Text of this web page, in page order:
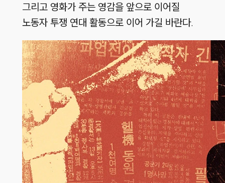
그리고 영화가 주는 영감을 앞으로 이어질
노동자 투쟁 연대 활동으로 이어 가길 바란다.